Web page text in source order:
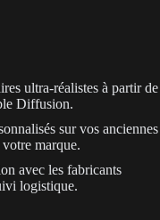
ultra-réalistes à partir de
Diffusion.
sur vos anciennes
marque.
avec les fabricants
logistique.